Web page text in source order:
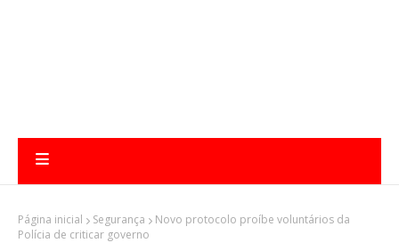
Página inicial Segurança
Novo protocolo proíbe voluntários da
Polícia de criticar governo